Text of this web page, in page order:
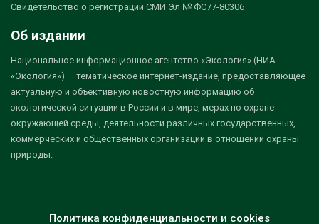
Свидетельство о регистрации СМИ Эл № ФС77-80306
Об издании
Национальное информационное агентство «Экология» (НИА
«Экология») — тематическое интернет-издание, предоставляющее
актуальную и объективную новостную информацию об
экологической ситуации в России и в мире, мерах по охране
окружающей среды, деятельности различных государственных,
коммерческих и общественных организаций в отношении охраны
природы.
Политика конфиденциальности и cookies